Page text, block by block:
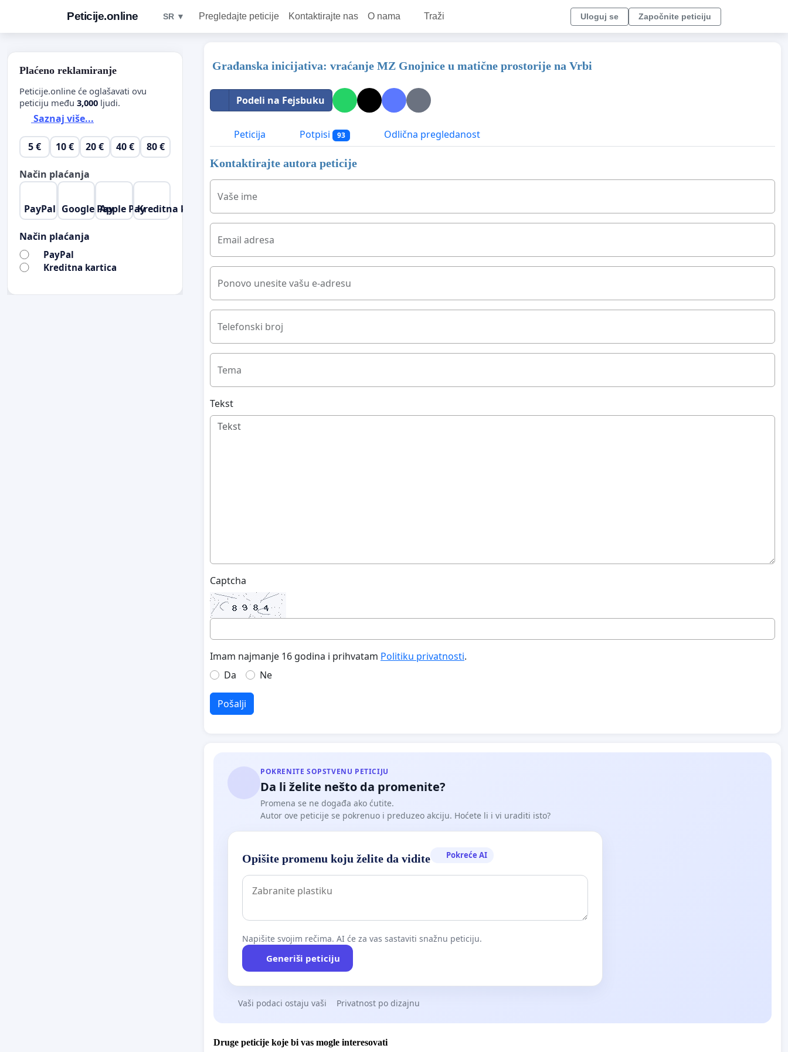
Peticije.online SR ▼ Pregledajte peticije Kontaktirajte nas O nama Traži Uloguj se Započnite peticiju
Građanska inicijativa: vraćanje MZ Gnojnice u matične prostorije na Vrbi
Podeli na Fejsbuku
Peticija Potpisi 93 Odlična pregledanost
Kontaktirajte autora peticije
Vaše ime
Email adresa
Ponovo unesite vašu e-adresu
Telefonski broj
Tema
Tekst
Captcha
Imam najmanje 16 godina i prihvatam Politiku privatnosti.
Da
Ne
Pošalji
POKRENITE SOPSTVENU PETICIJU
Da li želite nešto da promenite?
Promena se ne događa ako ćutite.
Autor ove peticije se pokrenuo i preduzeo akciju. Hoćete li i vi uraditi isto?
Opišite promenu koju želite da vidite Pokreće AI
Napišite svojim rečima. AI će za vas sastaviti snažnu peticiju.
Generiši peticiju
Vaši podaci ostaju vaši Privatnost po dizajnu
Druge peticije koje bi vas mogle interesovati
Plaćeno reklamiranje
Peticije.online će oglašavati ovu
peticiju među 3,000 ljudi.
Saznaj više...
5 € 10 € 20 € 40 € 80 €
Način plaćanja
PayPal Google PayApple PayKreditna kartica
Način plaćanja
PayPal
Kreditna kartica